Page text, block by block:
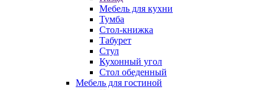
Мебель для кухни
Тумба
Стол-книжка
Табурет
Стул
Кухонный угол
Стол обеденный
Мебель для гостиной